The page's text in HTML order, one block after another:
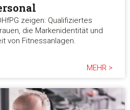
zeigen: Qualifiziertes
die Markenidentität und
von Fitnessanlagen.
MEHR >